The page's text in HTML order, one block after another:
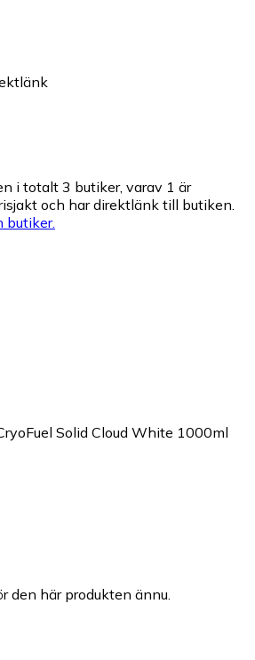
i totalt 3 butiker, varav 1 är
och har direktlänk till butiken.
butiker.
Solid Cloud White 1000ml
den här produkten ännu.